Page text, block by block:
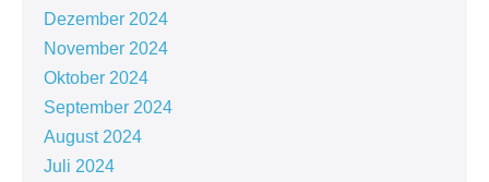
Dezember 2024
November 2024
Oktober 2024
September 2024
August 2024
Juli 2024